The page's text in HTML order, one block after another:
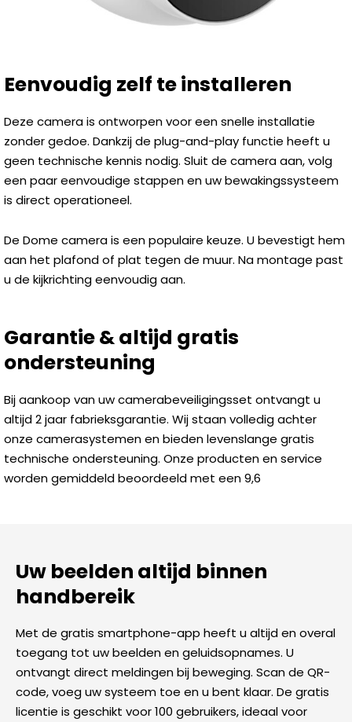
Eenvoudig zelf te installeren
Deze camera is ontworpen voor een snelle installatie
zonder gedoe. Dankzij de plug-and-play functie heeft u
geen technische kennis nodig. Sluit de camera aan, volg
een paar eenvoudige stappen en uw bewakingssysteem
is direct operationeel.
De Dome camera is een populaire keuze. U bevestigt hem
aan het plafond of plat tegen de muur. Na montage past
u de kijkrichting eenvoudig aan.
Garantie & altijd gratis
ondersteuning
Bij aankoop van uw camerabeveiligingsset ontvangt u
altijd 2 jaar fabrieksgarantie. Wij staan volledig achter
onze camerasystemen en bieden levenslange gratis
technische ondersteuning. Onze producten en service
worden gemiddeld beoordeeld met een 9,6
Uw beelden altijd binnen
handbereik
Met de gratis smartphone-app heeft u altijd en overal
toegang tot uw beelden en geluidsopnames. U
ontvangt direct meldingen bij beweging. Scan de QR-
code, voeg uw systeem toe en u bent klaar. De gratis
licentie is geschikt voor 100 gebruikers, ideaal voor